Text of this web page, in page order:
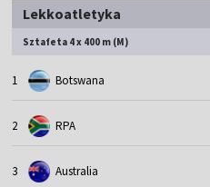
Lekkoatletyka
Sztafeta 4 x 400 m (M)
1 Botswana
2 RPA
3 Australia